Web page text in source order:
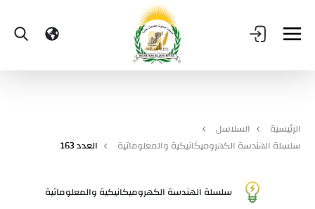
الرئيسية
السلاسل
سلسلة الهندسة الكهروميكانيكية والمعلوماتية
العدد 163
سلسلة الهندسة الكهروميكانيكية والمعلوماتية